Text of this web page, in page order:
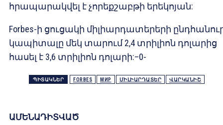
հրապարակվել է չորեքշաբթի երեկոյան:
Forbes-ի ցուցակի միլիարդատերերի
կապիտալը մեկ տարում 2,4 տրիլիոն դոլարից
հասել է 3,6 տրիլիոն դոլարի:–0-
ՊԻՏԱԿՆԵՐ FORBES МИР ՄԻԼԻԱՐԴԱՏԵՐ ՎԱՐԿԱՆԻՇ
ԱՄԵՆԱԴԻՏՎԱԾ